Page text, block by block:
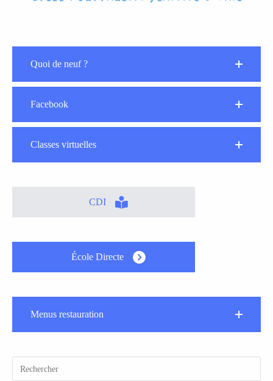
Quoi de neuf ?
Facebook
Classes virtuelles
CDI
École Directe
Menus restauration